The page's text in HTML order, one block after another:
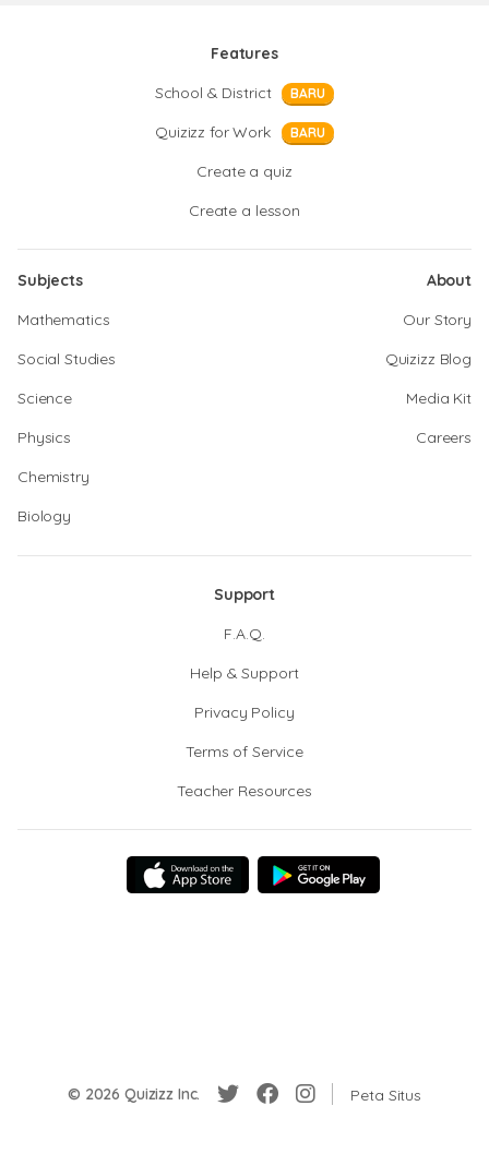
Features
School & District
BARU
Quizizz for Work BARU
Create a quiz
Create a lesson
Subjects
Mathematics
Social Studies
Science
Physics
Chemistry
Biology
About
Our Story
Quizizz Blog
Media Kit
Careers
Support
F.A.Q.
Help & Support
Privacy Policy
Terms of Service
Teacher Resources
© 2026 Quizizz Inc. Peta Situs